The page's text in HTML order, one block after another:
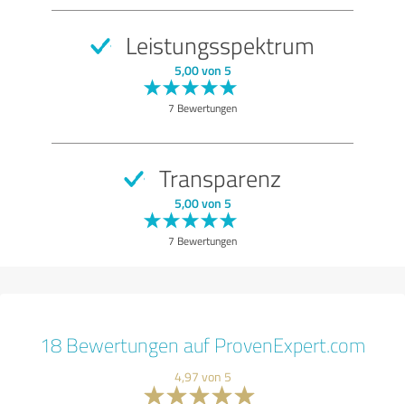
Leistungsspektrum
5,00 von 5
7 Bewertungen
Transparenz
5,00 von 5
7 Bewertungen
18 Bewertungen auf ProvenExpert.com
4,97 von 5